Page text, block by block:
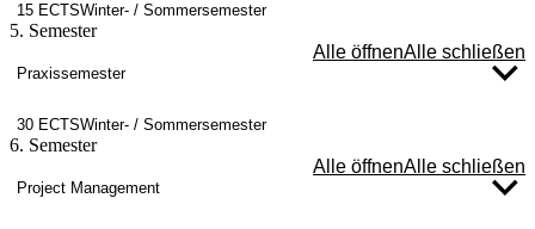
15 ECTSWinter- / Sommersemester
5. Semester
Alle öffnenAlle schließen
Praxissemester
30 ECTSWinter- / Sommersemester
6. Semester
Alle öffnenAlle schließen
Project Management